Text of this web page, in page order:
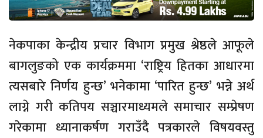
नेकपाका केन्द्रीय प्रचार विभाग प्रमुख श्रेष्ठले आफूले
बागलुङको एक कार्यक्रममा ‘राष्ट्रिय हितका आधारमा
त्यसबारे निर्णय हुन्छ’ भनेकामा ‘पारित हुन्छ’ भन्ने अर्थ
लाग्ने गरी कतिपय सञ्चारमाध्यमले समाचार सम्प्रेषण
गरेकामा ध्यानाकर्षण गराउँदै पत्रकारले विषयवस्तु